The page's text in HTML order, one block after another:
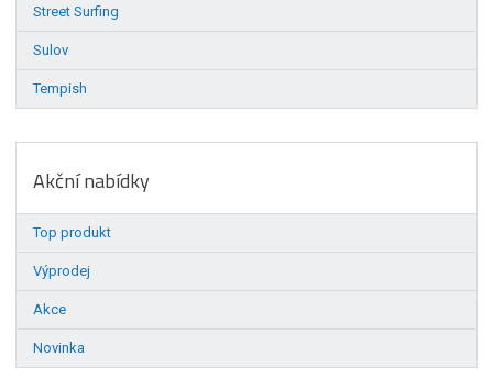
Street Surfing
Sulov
Tempish
Akční nabídky
Top produkt
Výprodej
Akce
Novinka